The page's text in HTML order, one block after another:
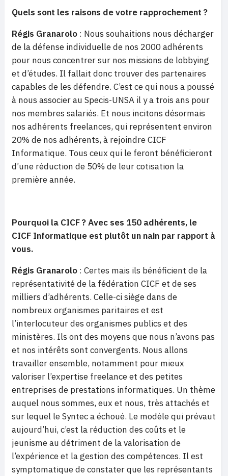
Quels sont les raisons de votre rapprochement ?
Régis Granarolo : Nous souhaitions nous décharger
de la défense individuelle de nos 2000 adhérents
pour nous concentrer sur nos missions de lobbying
et d’études. Il fallait donc trouver des partenaires
capables de les défendre. C’est ce qui nous a poussé
à nous associer au Specis-UNSA il y a trois ans pour
nos membres salariés. Et nous incitons désormais
nos adhérents freelances, qui représentent environ
20% de nos adhérents, à rejoindre CICF
Informatique. Tous ceux qui le feront bénéficieront
d’une réduction de 50% de leur cotisation la
première année.
Pourquoi la CICF ? Avec ses 150 adhérents, le
CICF Informatique est plutôt un nain par rapport à
vous.
Régis Granarolo : Certes mais ils bénéficient de la
représentativité de la fédération CICF et de ses
milliers d’adhérents. Celle-ci siège dans de
nombreux organismes paritaires et est
l’interlocuteur des organismes publics et des
ministères. Ils ont des moyens que nous n’avons pas
et nos intérêts sont convergents. Nous allons
travailler ensemble, notamment pour mieux
valoriser l’expertise freelance et des petites
entreprises de prestations informatiques. Un thème
auquel nous sommes, eux et nous, très attachés et
sur lequel le Syntec a échoué. Le modèle qui prévaut
aujourd’hui, c’est la réduction des coûts et le
jeunisme au détriment de la valorisation de
l’expérience et la gestion des compétences. Il est
symptomatique de constater que les représentants